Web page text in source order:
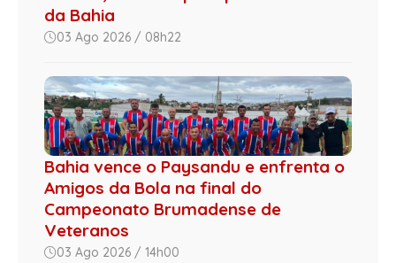
da Bahia
03 Ago 2026 / 08h22
Bahia vence o Paysandu e enfrenta o
Amigos da Bola na final do
Campeonato Brumadense de
Veteranos
03 Ago 2026 / 14h00